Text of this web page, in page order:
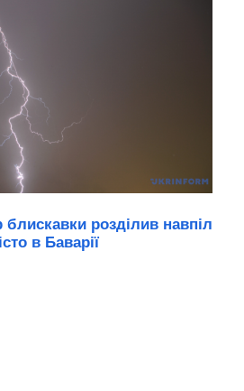
блискавки розділив навпіл
в Баварії